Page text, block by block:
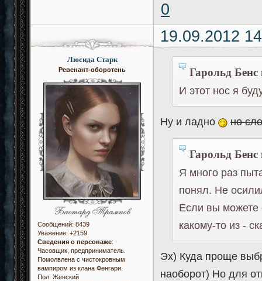
0
19.09.2012
Люсида Старк
Ревенант-оборотень
Сообщений: 8439
Уважение: +2159
Сведения о персонаже:
Часовщик, предприниматель.
Помолвлена с чистокровным
вампиром из клана Фенгари.
Пол: Женский
Гарольд
И этот нос я
Ну и ладно но
Гарольд
Я много раз
понял. Не
Если вы можете
какому-то из -
Эх) Куда проще
наоборот) Но для